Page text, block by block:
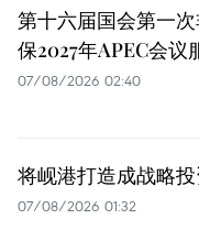
第十六届国会第一
保2027年APEC会议
07/08/2026 02:40
将岘港打造成战略
07/08/2026 01:32